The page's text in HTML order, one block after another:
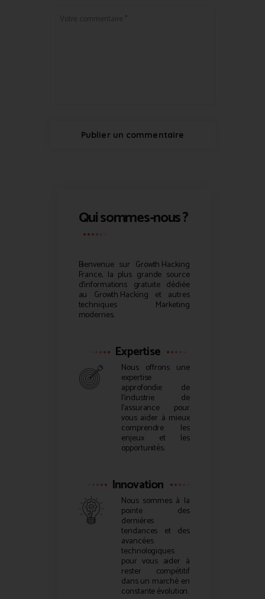
Qui sommes-nous ?
Bienvenue sur Growth Hacking
France, la plus grande source
d’informations gratuite dédiée
au Growth Hacking et autres
techniques Marketing
modernes.
Expertise
Nous offrons une
expertise
approfondie de
l’industrie de
l’assurance pour
vous aider à mieux
comprendre les
enjeux et les
opportunités.
Innovation
Nous sommes à la
pointe des
dernières
tendances et des
avancées
technologiques
pour vous aider à
rester compétitif
dans un marché en
constante évolution.